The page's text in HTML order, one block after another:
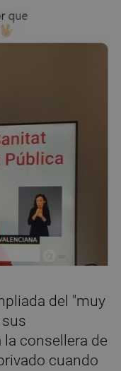
del "muy
consellera de
cuando